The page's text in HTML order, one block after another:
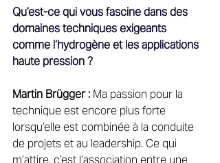
Qu’est-ce qui vous fascine dans des
domaines techniques exigeants
comme l’hydrogène et les applications
haute pression ?
Martin Brügger : Ma passion pour la
technique est encore plus forte
lorsqu’elle est combinée à la conduite
de projets et au leadership. Ce qui
m’attire, c’est l’association entre une